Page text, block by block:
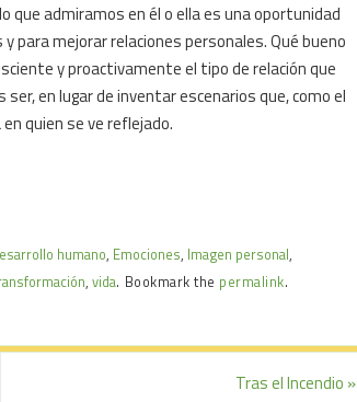
que admiramos en él o ella es una oportunidad
para mejorar relaciones personales. Qué bueno
y proactivamente el tipo de relación que
en lugar de inventar escenarios que, como el
quien se ve reflejado.
humano, Emociones, Imagen personal,
, vida. Bookmark the permalink.
Tras el Incendio »